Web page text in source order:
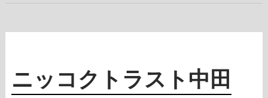
ニッコクトラスト中田